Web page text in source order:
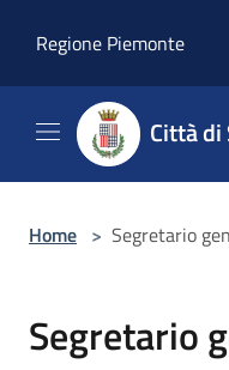
Regione Piemonte
Città di
Home > Segretario
Segretario